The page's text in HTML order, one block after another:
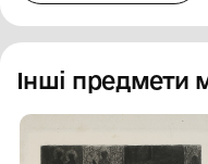
Інші предмети